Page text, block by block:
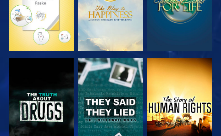
SE SE